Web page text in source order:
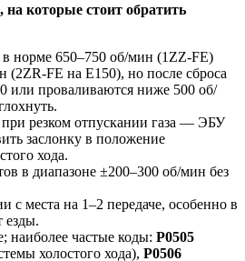
которые стоит обратить
норме 650–750 об/мин (1ZZ-FE)
(2ZR-FE на E150), но после сброса
или проваливаются ниже 500 об/
при резком отпускании газа — ЭБУ
заслонку в положение
хода.
в диапазоне ±200–300 об/мин без
с места на 1–2 передаче, особенно в
езды.
наиболее частые коды: P0505
холостого хода), P0506